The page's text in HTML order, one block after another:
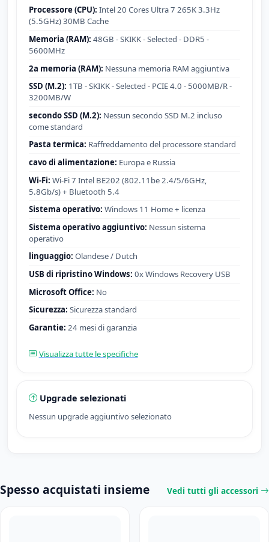
Processore (CPU): Intel 20 Cores Ultra 7 265K 3.3Hz
(5.5GHz) 30MB Cache
Memoria (RAM): 48GB - SKIKK - Selected - DDR5 -
5600MHz
2a memoria (RAM): Nessuna memoria RAM aggiuntiva
SSD (M.2): 1TB - SKIKK - Selected - PCIE 4.0 - 5000MB/R -
3200MB/W
secondo SSD (M.2): Nessun secondo SSD M.2 incluso
come standard
Pasta termica: Raffreddamento del processore standard
cavo di alimentazione: Europa e Russia
Wi-Fi: Wi-Fi 7 Intel BE202 (802.11be 2.4/5/6GHz,
5.8Gb/s) + Bluetooth 5.4
Sistema operativo: Windows 11 Home + licenza
Sistema operativo aggiuntivo: Nessun sistema
operativo
linguaggio: Olandese / Dutch
USB di ripristino Windows: 0x Windows Recovery USB
Microsoft Office: No
Sicurezza: Sicurezza standard
Garantie: 24 mesi di garanzia
Visualizza tutte le specifiche
Upgrade selezionati
Nessun upgrade aggiuntivo selezionato
Spesso acquistati insieme Vedi tutti gli accessori